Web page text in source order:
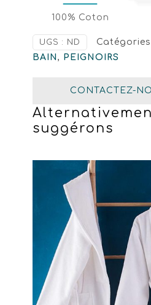
100% Coton
UGS : ND Catégories
BAIN , PEIGNOIRS
CONTACTEZ-
suggérons